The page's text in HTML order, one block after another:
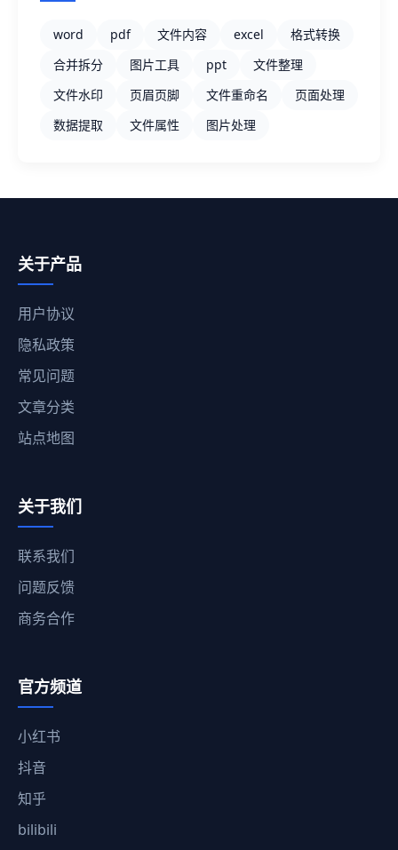
word pdf 文件内容 excel
格式转换
合并拆分
图片工具 ppt
文件整理
文件水印
页眉页脚 文件重命名
页面处理
数据提取
文件属性 图片处理
关于产品
用户协议
隐私政策
常见问题
文章分类
站点地图
关于我们
联系我们
问题反馈
商务合作
官方频道
小红书
抖音
知乎
bilibili